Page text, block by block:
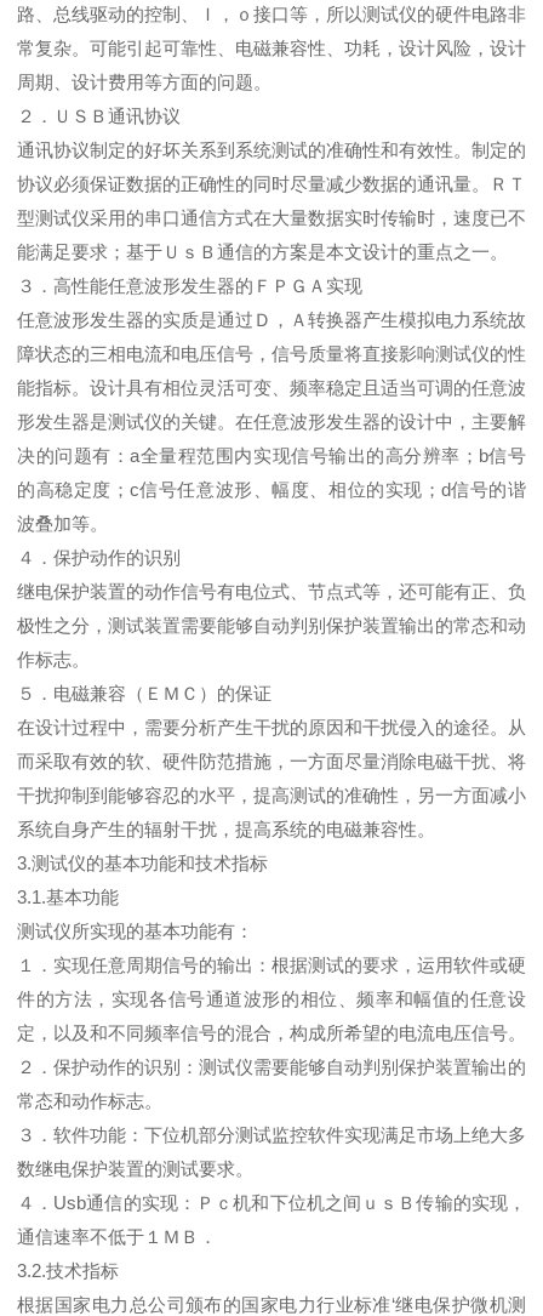
路、总线驱动的控制、Ｉ，ｏ接口等，所以测试仪的硬件电路非
常复杂。可能引起可靠性、电磁兼容性、功耗，设计风险，设计
周期、设计费用等方面的问题。
２．ＵＳＢ通讯协议
通讯协议制定的好坏关系到系统测试的准确性和有效性。制定的
协议必须保证数据的正确性的同时尽量减少数据的通讯量。ＲＴ
型测试仪采用的串口通信方式在大量数据实时传输时，速度已不
能满足要求；基于ＵｓＢ通信的方案是本文设计的重点之一。
３．高性能任意波形发生器的ＦＰＧＡ实现
任意波形发生器的实质是通过Ｄ，Ａ转换器产生模拟电力系统故
障状态的三相电流和电压信号，信号质量将直接影响测试仪的性
能指标。设计具有相位灵活可变、频率稳定且适当可调的任意波
形发生器是测试仪的关键。在任意波形发生器的设计中，主要解
决的问题有：a全量程范围内实现信号输出的高分辨率；b信号
的高稳定度；c信号任意波形、幅度、相位的实现；d信号的谐
波叠加等。
４．保护动作的识别
继电保护装置的动作信号有电位式、节点式等，还可能有正、负
极性之分，测试装置需要能够自动判别保护装置输出的常态和动
作标志。
５．电磁兼容（ＥＭＣ）的保证
在设计过程中，需要分析产生干扰的原因和干扰侵入的途径。从
而采取有效的软、硬件防范措施，一方面尽量消除电磁干扰、将
干扰抑制到能够容忍的水平，提高测试的准确性，另一方面减小
系统自身产生的辐射干扰，提高系统的电磁兼容性。
3.测试仪的基本功能和技术指标
3.1.基本功能
测试仪所实现的基本功能有：
１．实现任意周期信号的输出：根据测试的要求，运用软件或硬
件的方法，实现各信号通道波形的相位、频率和幅值的任意设
定，以及和不同频率信号的混合，构成所希望的电流电压信号。
２．保护动作的识别：测试仪需要能够自动判别保护装置输出的
常态和动作标志。
３．软件功能：下位机部分测试监控软件实现满足市场上绝大多
数继电保护装置的测试要求。
４．Usb通信的实现：Ｐｃ机和下位机之间ｕｓＢ传输的实现，
通信速率不低于１ＭＢ．
3.2.技术指标
根据国家电力总公司颁布的国家电力行业标准‘继电保护微机测